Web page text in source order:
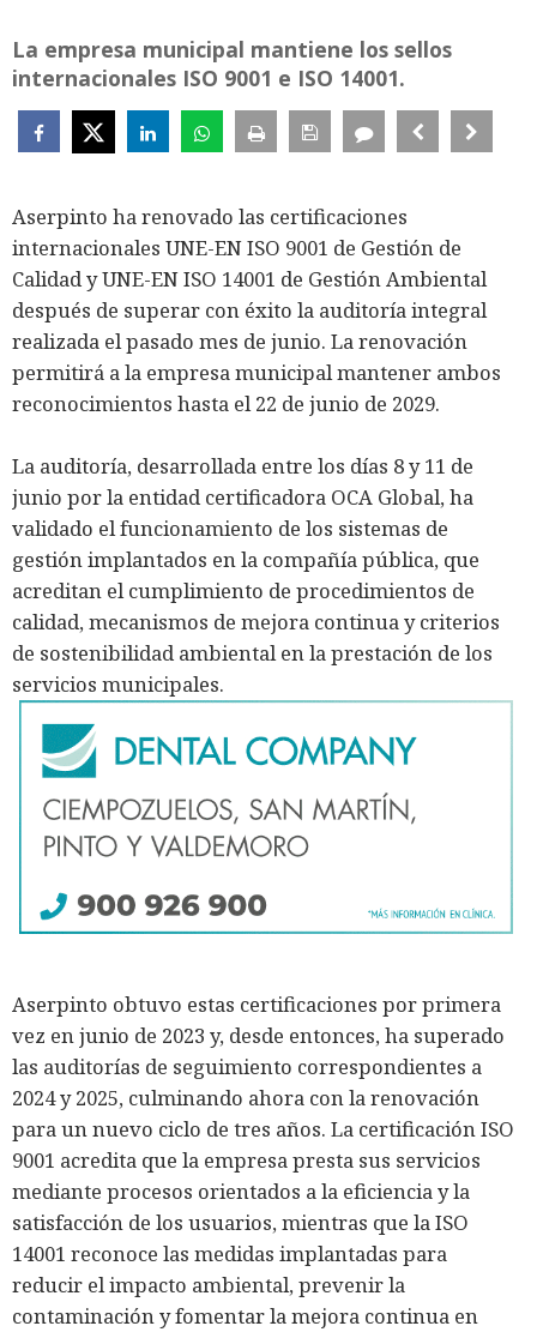
La empresa municipal mantiene los sellos
internacionales ISO 9001 e ISO 14001.
Aserpinto ha renovado las certificaciones
internacionales UNE-EN ISO 9001 de Gestión de
Calidad y UNE-EN ISO 14001 de Gestión Ambiental
después de superar con éxito la auditoría integral
realizada el pasado mes de junio. La renovación
permitirá a la empresa municipal mantener ambos
reconocimientos hasta el 22 de junio de 2029.
La auditoría, desarrollada entre los días 8 y 11 de
junio por la entidad certificadora OCA Global, ha
validado el funcionamiento de los sistemas de
gestión implantados en la compañía pública, que
acreditan el cumplimiento de procedimientos de
calidad, mecanismos de mejora continua y criterios
de sostenibilidad ambiental en la prestación de los
servicios municipales.
Aserpinto obtuvo estas certificaciones por primera
vez en junio de 2023 y, desde entonces, ha superado
las auditorías de seguimiento correspondientes a
2024 y 2025, culminando ahora con la renovación
para un nuevo ciclo de tres años. La certificación ISO
9001 acredita que la empresa presta sus servicios
mediante procesos orientados a la eficiencia y la
satisfacción de los usuarios, mientras que la ISO
14001 reconoce las medidas implantadas para
reducir el impacto ambiental, prevenir la
contaminación y fomentar la mejora continua en